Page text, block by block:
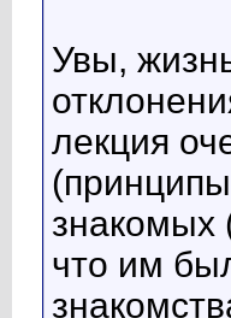
Увы,
лекция
знакомых
что им